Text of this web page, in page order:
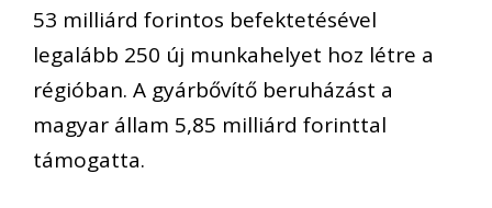
53 milliárd forintos befektetésével
legalább 250 új munkahelyet hoz létre a
régióban. A gyárbővítő beruházást a
magyar állam 5,85 milliárd forinttal
támogatta.